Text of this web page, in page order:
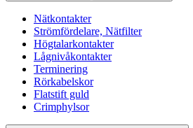
Nätkontakter
Strömfördelare, Nätfilter
Högtalarkontakter
Lågnivåkontakter
Terminering
Rörkabelskor
Flatstift guld
Crimphylsor